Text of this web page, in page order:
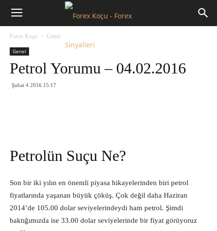
Forex
Forex Koçu Genel
Genel
Petrol Yorumu – 04.02.2016
Şubat 4 2016 15:17
Petrolün Suçu Ne?
Son bir iki yılın en önemli piyasa hikayelerinden biri petrol
fiyatlarında yaşanan büyük çöküş. Çok değil daha Haziran
2014’de 105.00 dolar seviyelerindeydi ham petrol. Şimdi
baktığımızda ise 33.00 dolar seviyelerinde bir fiyat görüyoruz